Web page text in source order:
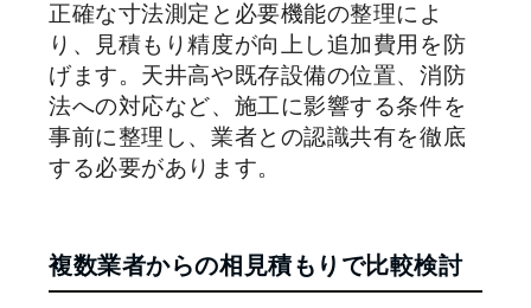
正確な寸法測定と必要機能の整理によ
り、見積もり精度が向上し追加費用を防
げます。天井高や既存設備の位置、消防
法への対応など、施工に影響する条件を
事前に整理し、業者との認識共有を徹底
する必要があります。
複数業者からの相見積もりで比較検討